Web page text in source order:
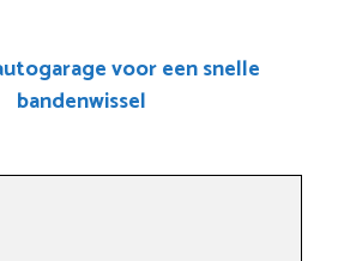
voor een snelle
bandenwissel